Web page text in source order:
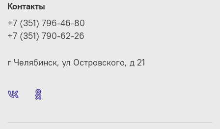
Контакты
+7 (351) 796-46-80
+7 (351) 790-62-26
г Челябинск, ул Островского, д 21